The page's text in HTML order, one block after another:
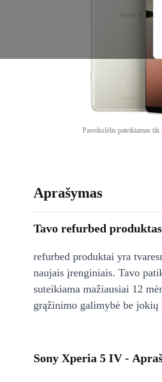
Paveikslėlis pateikiamas
Aprašymas
Tavo refurbed produktas
refurbed produktai yra
naujais įrenginiais. Tavo
suteikiama mažiausiai 12
grąžinimo galimybė be jokių
Sony Xperia 5 IV -